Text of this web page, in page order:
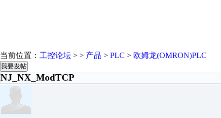
当前位置： 工控论坛 > > 产品 > PLC > 欧姆龙(OMRON)PLC
我要发帖
NJ_NX_ModTCP